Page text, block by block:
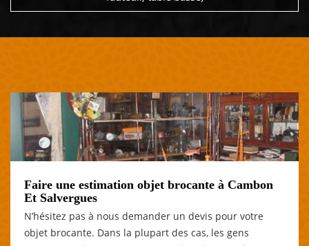
Faire une estimation objet brocante à Cambon
Et Salvergues
N’hésitez pas à nous demander un devis pour votre
objet brocante. Dans la plupart des cas, les gens